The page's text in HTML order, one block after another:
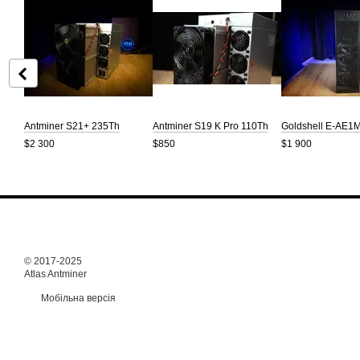
Antminer S21+ 235Th
$2 300
Antminer S19 K Pro 110Th
$850
Goldshell E-
$1 900
© 2017-2025
Atlas Antminer
Мобільна версія